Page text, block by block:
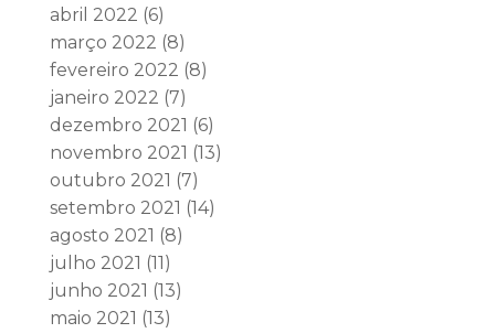
abril 2022 (6)
março 2022 (8)
fevereiro 2022 (8)
janeiro 2022 (7)
dezembro 2021 (6)
novembro 2021 (13)
outubro 2021 (7)
setembro 2021 (14)
agosto 2021 (8)
julho 2021 (11)
junho 2021 (13)
maio 2021 (13)